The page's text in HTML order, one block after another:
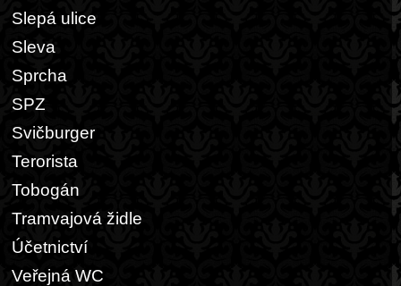
Slepá ulice
Sleva
Sprcha
SPZ
Svičburger
Terorista
Tobogán
Tramvajová židle
Účetnictví
Veřejná WC